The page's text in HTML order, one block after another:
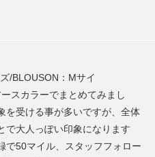
/BLOUSON：Mサイ
スカラーでまとめてみまし
を受ける事が多いですが、全体
で大人っぽい印象になります
で50マイル、スタッフフォロー